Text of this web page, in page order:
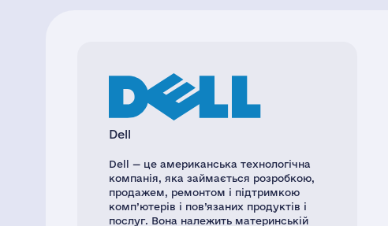
Dell
Dell — це американська технологічна
компанія, яка займається розробкою,
продажем, ремонтом і підтримкою
комп’ютерів і пов’язаних продуктів і
послуг. Вона належить материнській